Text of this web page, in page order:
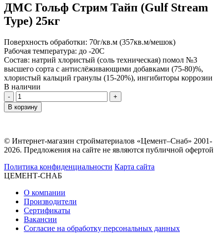
ДМС Гольф Стрим Тайп (Gulf Stream
Type) 25кг
Поверхность обработки: 70г/кв.м (357кв.м/мешок)
Рабочая температура: до -20С
Состав: натрий хлористый (соль техническая) помол №3
высшего сорта с антислёживающими добавками (75-80)%,
хлористый кальций гранулы (15-20%), ингибиторы коррозии
В наличии
Количество
В корзину
© Интернет-магазин стройматериалов «Цемент–Снаб» 2001-
2026. Предложения на сайте не являются публичной офертой
Политика конфиденциальности Карта сайта
ЦЕМЕНТ-СНАБ
О компании
Производители
Сертификаты
Вакансии
Согласие на обработку персональных данных